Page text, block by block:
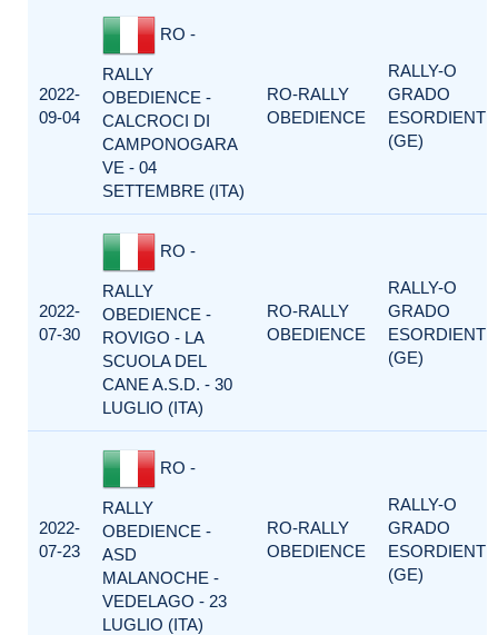
2022-
09-04
RO -
RALLY
OBEDIENCE -
CALCROCI DI
CAMPONOGARA
VE - 04
SETTEMBRE (ITA)
RO-RALLY
OBEDIENCE
RALLY-O
GRADO
ESORDIENTI
(GE)
2022-
07-30
RO -
RALLY
OBEDIENCE -
ROVIGO - LA
SCUOLA DEL
CANE A.S.D. - 30
LUGLIO (ITA)
RO-RALLY
OBEDIENCE
RALLY-O
GRADO
ESORDIENTI
(GE)
2022-
07-23
RO -
RALLY
OBEDIENCE -
ASD
MALANOCHE -
VEDELAGO - 23
LUGLIO (ITA)
RO-RALLY
OBEDIENCE
RALLY-O
GRADO
ESORDIENTI
(GE)